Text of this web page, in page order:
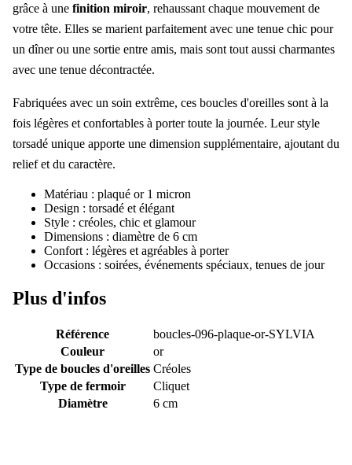
grâce à une finition miroir, rehaussant chaque mouvement de
votre tête. Elles se marient parfaitement avec une tenue chic pour
un dîner ou une sortie entre amis, mais sont tout aussi charmantes
avec une tenue décontractée.
Fabriquées avec un soin extrême, ces boucles d'oreilles sont à la
fois légères et confortables à porter toute la journée. Leur style
torsadé unique apporte une dimension supplémentaire, ajoutant du
relief et du caractère.
Matériau : plaqué or 1 micron
Design : torsadé et élégant
Style : créoles, chic et glamour
Dimensions : diamètre de 6 cm
Confort : légères et agréables à porter
Occasions : soirées, événements spéciaux, tenues de jour
Plus d'infos
Référence
boucles-096-plaque-or-SYLVIA
Couleur
or
Type de boucles d'oreilles Créoles
Type de fermoir
Cliquet
Diamètre
6 cm